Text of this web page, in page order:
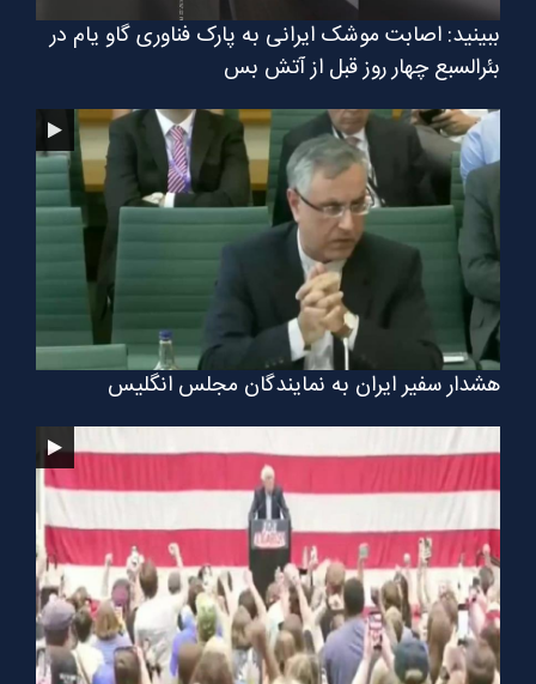
ببینید: اصابت موشک ایرانی به پارک فناوری گاو یام در
بئرالسبع چهار روز قبل از آتش بس
هشدار سفیر ایران به نمایندگان مجلس انگلیس